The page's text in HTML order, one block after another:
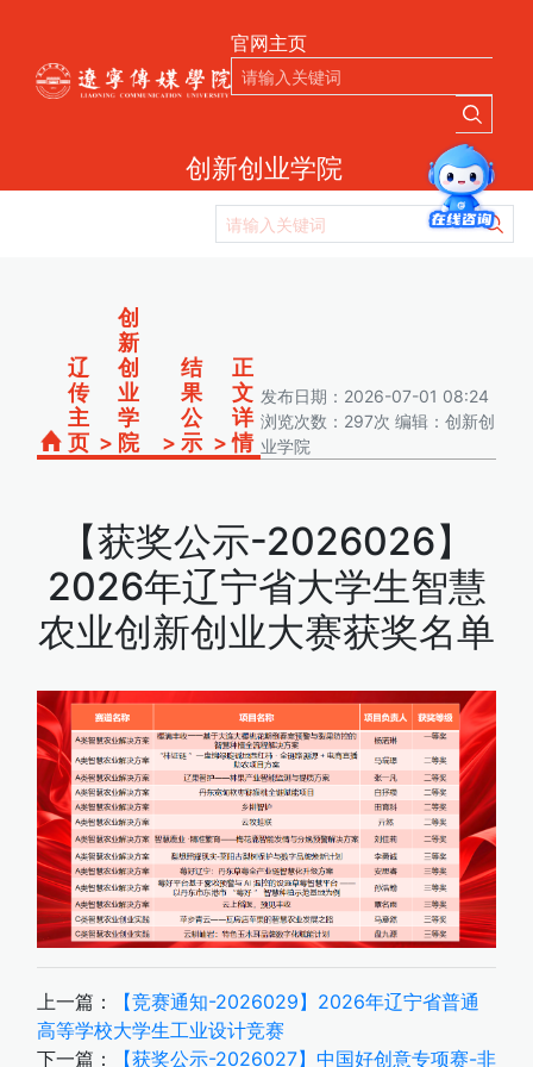
官网主页
创新创业学院
辽
传
主
页 >
创
新
创
业
学
院
>
结
果
公
示 >
正
文
详
情
发布日期：2026-07-01 08:24
浏览次数：297次 编辑：创新创
业学院
【获奖公示-2026026】
2026年辽宁省大学生智慧
农业创新创业大赛获奖名单
上一篇：
【竞赛通知-2026029】2026年辽宁省普通
高等学校大学生工业设计竞赛
下一篇：
【获奖公示-2026027】中国好创意专项赛-非